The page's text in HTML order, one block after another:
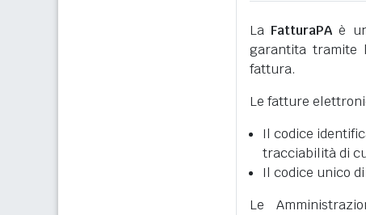
La FatturaPA è
garantita tramite
fattura.
Le fatture
Il codice
tracciabilità di
Il codice unico
Le